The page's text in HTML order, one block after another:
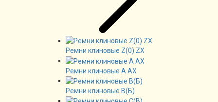
Ремни клиновые Z(0) ZX
Ремни клиновые А AX
Ремни клиновые В(Б)